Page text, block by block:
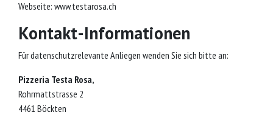
Webseite: www.testarosa.ch
Kontakt-Informationen
Für datenschutzrelevante Anliegen wenden Sie sich bitte an:
Pizzeria Testa Rosa,
Rohrmattstrasse 2
4461 Böckten